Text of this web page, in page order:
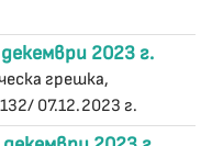
2023 г.
грешка,
07.12.2023 г.